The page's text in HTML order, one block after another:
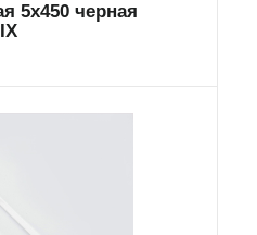
5х450 ​​черная